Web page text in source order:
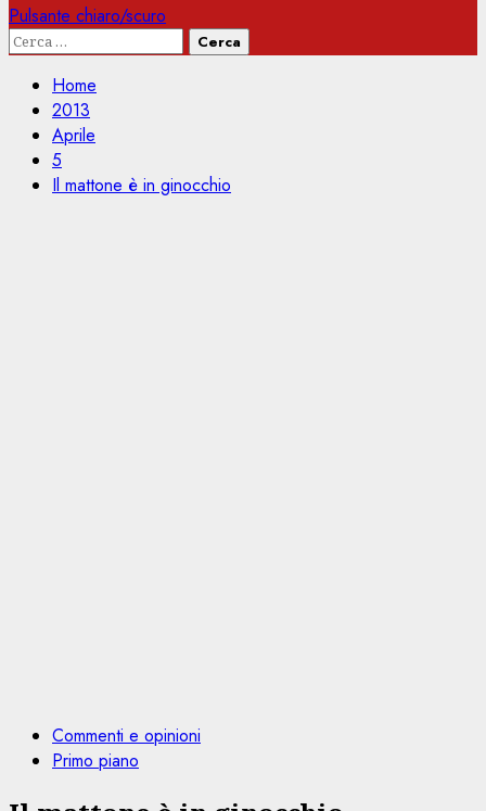
Pulsante chiaro/scuro
Ricerca
Home
2013
Aprile
5
Il mattone è in ginocchio
Commenti e opinioni
Primo piano